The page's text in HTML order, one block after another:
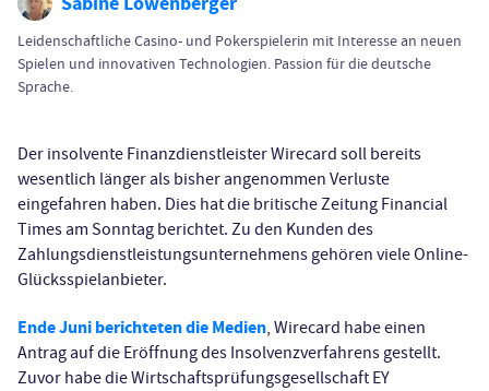
Leidenschaftliche Casino- und Pokerspielerin mit Interesse an neuen
Spielen und innovativen Technologien. Passion für die deutsche
Sprache.
Der insolvente Finanzdienstleister Wirecard soll bereits
wesentlich länger als bisher angenommen Verluste
eingefahren haben. Dies hat die britische Zeitung Financial
Times am Sonntag berichtet. Zu den Kunden des
Zahlungsdienstleistungsunternehmens gehören viele Online-
Glücksspielanbieter.
Ende Juni berichteten die Medien, Wirecard habe einen
Antrag auf die Eröffnung des Insolvenzverfahrens gestellt.
Zuvor habe die Wirtschaftsprüfungsgesellschaft EY